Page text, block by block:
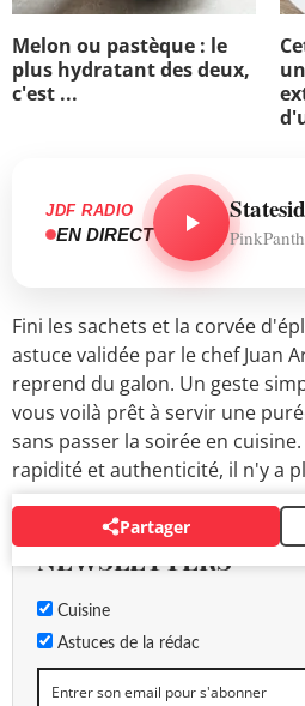
Melon ou pastèque : le
plus hydratant des deux,
c'est ...
JDF RADIO
EN DIRECT
Fini les sachets et la corvée
astuce validée par le chef Juan
reprend du galon. Un geste
vous voilà prêt à servir une
sans passer la soirée en
rapidité et authenticité, il n'y a
Partager
NEWSLETTERS
Cuisine
Astuces de la rédac